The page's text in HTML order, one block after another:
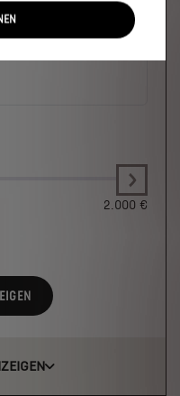
2.000 €